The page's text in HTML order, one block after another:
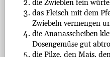
die Zwieblen fein
das Fleisch mit dem
Zwiebeln vermengen
die Ananasscheiben
Dosengemüse gut
die Pilze, den Mais,